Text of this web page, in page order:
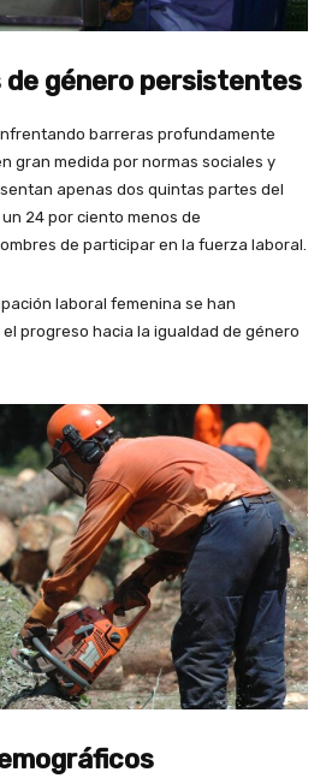
de género persistentes
barreras profundamente
gran medida por normas sociales y
apenas dos quintas partes del
24 por ciento menos de
de participar en la fuerza laboral.
laboral femenina se han
progreso hacia la igualdad de género